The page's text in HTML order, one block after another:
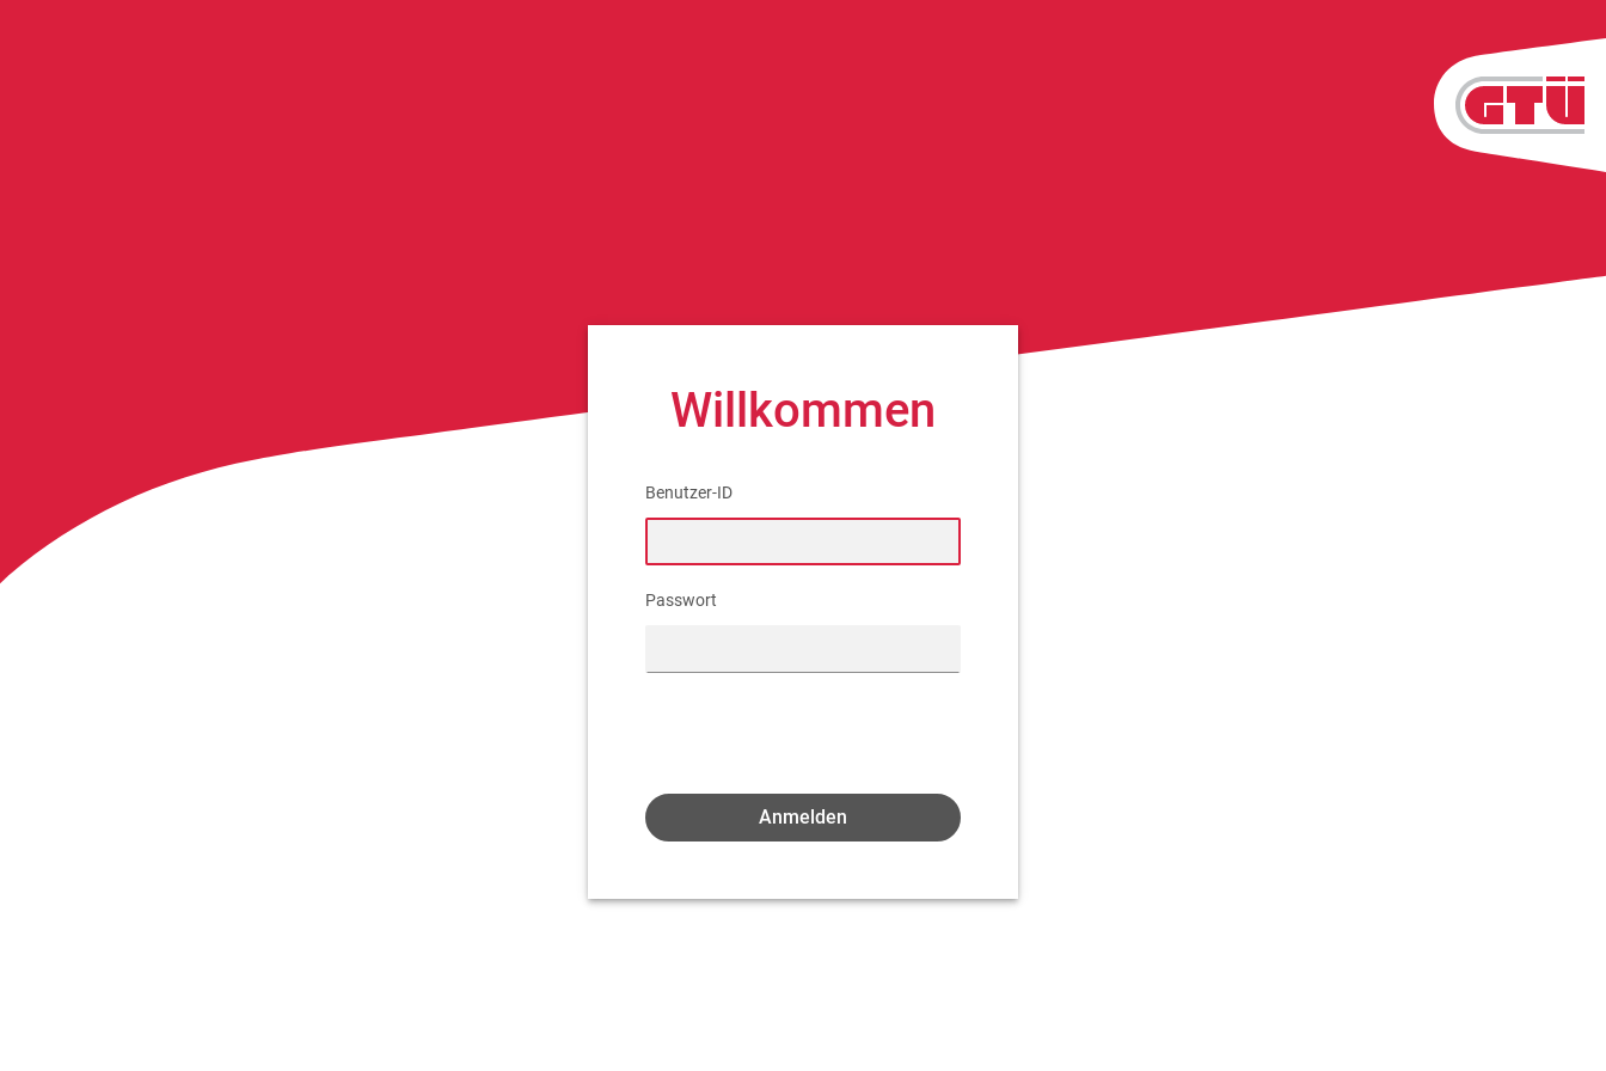
Willkommen
Benutzer-ID
Passwort
Anmelden